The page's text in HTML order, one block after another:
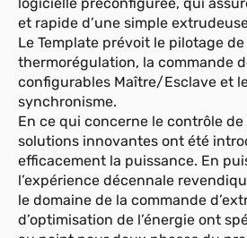
et rapide d’une simple
Le Template prévoit le pilotage de
thermorégulation, la commande
configurables Maître/Esclave et
synchronisme.
En ce qui concerne le contrôle
solutions innovantes ont été
efficacement la puissance. En
l’expérience décennale
le domaine de la commande
d’optimisation de l’énergie ont